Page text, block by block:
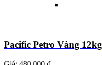
Pacific Petro Vàng 12kg